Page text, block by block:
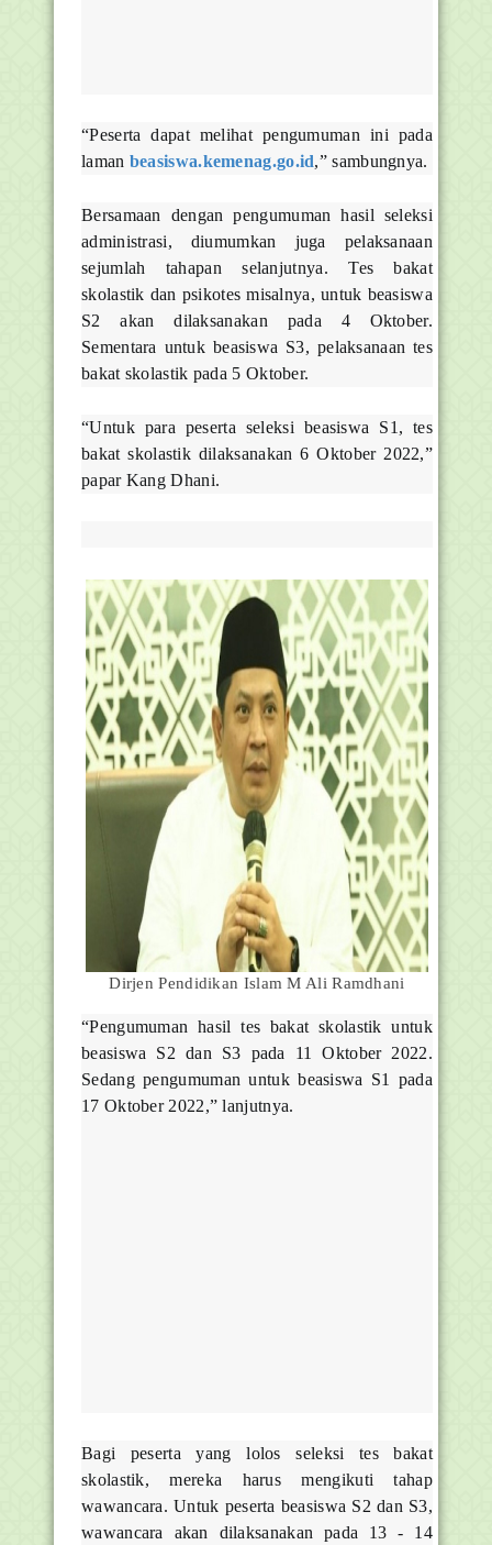
“Peserta dapat melihat pengumuman ini pada
laman beasiswa.kemenag.go.id,” sambungnya.
Bersamaan dengan pengumuman hasil seleksi
administrasi, diumumkan juga pelaksanaan
sejumlah tahapan selanjutnya. Tes bakat
skolastik dan psikotes misalnya, untuk beasiswa
S2 akan dilaksanakan pada 4 Oktober.
Sementara untuk beasiswa S3, pelaksanaan tes
bakat skolastik pada 5 Oktober.
“Untuk para peserta seleksi beasiswa S1, tes
bakat skolastik dilaksanakan 6 Oktober 2022,”
papar Kang Dhani.
Dirjen Pendidikan Islam M Ali Ramdhani
“Pengumuman hasil tes bakat skolastik untuk
beasiswa S2 dan S3 pada 11 Oktober 2022.
Sedang pengumuman untuk beasiswa S1 pada
17 Oktober 2022,” lanjutnya.
Bagi peserta yang lolos seleksi tes bakat
skolastik, mereka harus mengikuti tahap
wawancara. Untuk peserta beasiswa S2 dan S3,
wawancara akan dilaksanakan pada 13 - 14